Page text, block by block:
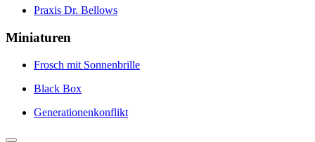
Praxis Dr. Bellows
Miniaturen
Frosch mit Sonnenbrille
Black Box
Generationenkonflikt